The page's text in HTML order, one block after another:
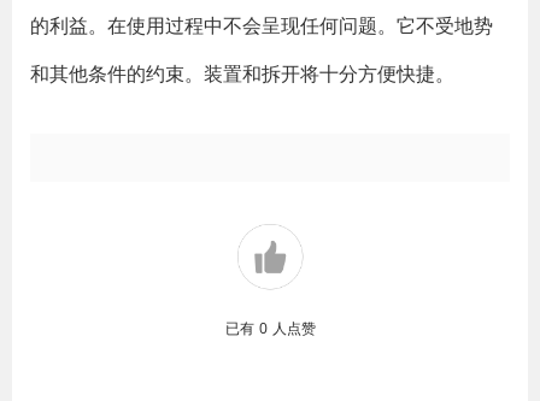
的利益。在使用过程中不会呈现任何问题。它不受地势
和其他条件的约束。装置和拆开将十分方便快捷。
已有 0 人点赞